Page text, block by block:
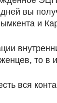
вы
и
то в
вся